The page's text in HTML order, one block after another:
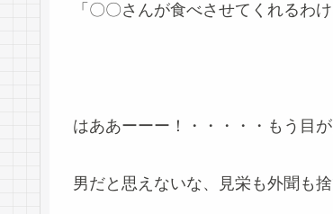
「〇〇さんが食べさせてくれるわ
はああーーー！・・・・・もう目が
男だと思えないな、見栄も外聞も